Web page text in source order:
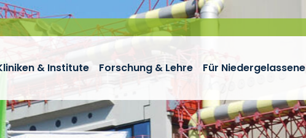
& Institute Forschung & Lehre Für Niedergelassene